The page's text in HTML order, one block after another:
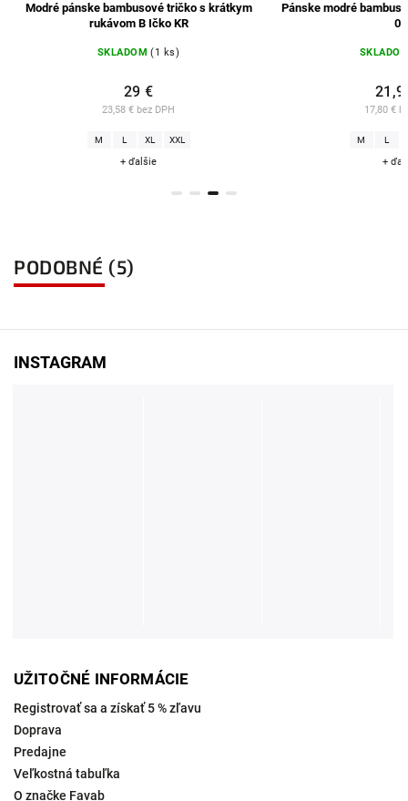
Modré pánske bambusové tričko s krátkym
rukávom B Ičko KR
SKLADOM (1 ks)
23,58 € bez DPH
29 €
M L XL XXL
+ ďalšie
Pánske modré
04
17,80 €
M L
+
PODOBNÉ (5)
UŽITOČNÉ INFORMÁCIE
Registrovať sa a získať 5 % zľavu
Doprava
Predajne
Veľkostná tabuľka
O značke Favab
INSTAGRAM